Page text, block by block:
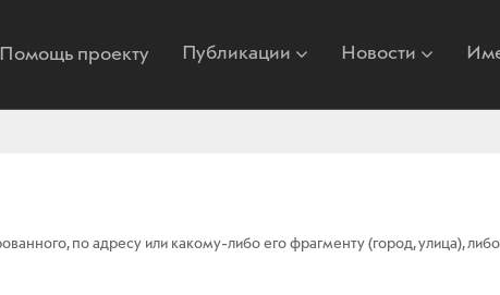
Помощь проекту Публикации Новости
по адресу или какому-либо его фрагменту (город, улица),